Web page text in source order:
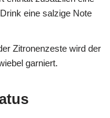
eine salzige Note
Zitronenzeste wird der
garniert.